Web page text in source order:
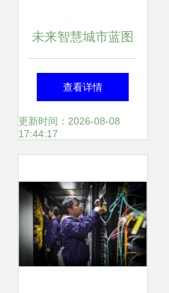
未来智慧城市蓝图
技术重塑都市生活
的五大路径——以
为例
查看详情
更新时间：2026-08-08
17:44:17